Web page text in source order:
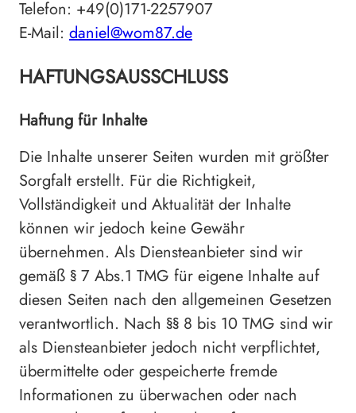
Telefon: +49(0)171-2257907
E-Mail: daniel@wom87.de
HAFTUNGSAUSSCHLUSS
Haftung für Inhalte
Die Inhalte unserer Seiten wurden mit größter
Sorgfalt erstellt. Für die Richtigkeit,
Vollständigkeit und Aktualität der Inhalte
können wir jedoch keine Gewähr
übernehmen. Als Diensteanbieter sind wir
gemäß § 7 Abs.1 TMG für eigene Inhalte auf
diesen Seiten nach den allgemeinen Gesetzen
verantwortlich. Nach §§ 8 bis 10 TMG sind wir
als Diensteanbieter jedoch nicht verpflichtet,
übermittelte oder gespeicherte fremde
Informationen zu überwachen oder nach